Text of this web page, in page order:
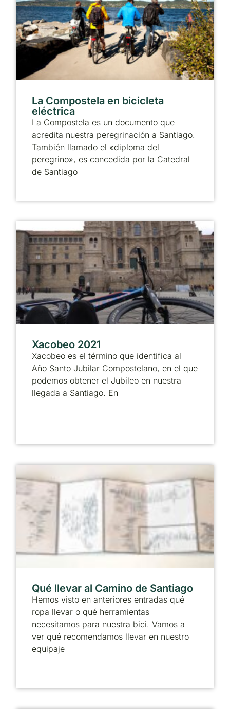
La Compostela en bicicleta
eléctrica
La Compostela es un documento que
acredita nuestra peregrinación a Santiago.
También llamado el «diploma del
peregrino», es concedida por la Catedral
de Santiago
Xacobeo 2021
Xacobeo es el término que identifica al
Año Santo Jubilar Compostelano, en el que
podemos obtener el Jubileo en nuestra
llegada a Santiago. En
Qué llevar al Camino de Santiago
Hemos visto en anteriores entradas qué
ropa llevar o qué herramientas
necesitamos para nuestra bici. Vamos a
ver qué recomendamos llevar en nuestro
equipaje